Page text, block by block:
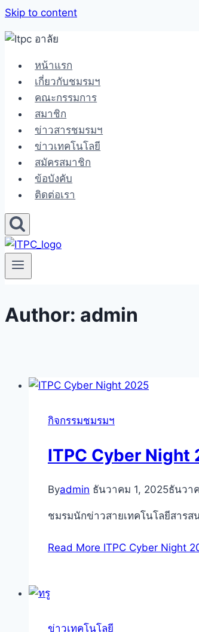
Skip to content
หน้าแรก
เกี่ยวกับชมรมฯ
คณะกรรมการ
สมาชิก
ข่าวสารชมรมฯ
ข่าวเทคโนโลยี
สมัครสมาชิก
ข้อบังคับ
ติดต่อเรา
Author: admin
กิจกรรมชมรมฯ
ITPC Cyber Night
Byadmin ธันวาคม 1, 2025ธันวา
ชมรมนักข่าวสายเทคโนโลยีสารส
Read More ITPC Cyber Night
ข่าวเทคโนโลยี